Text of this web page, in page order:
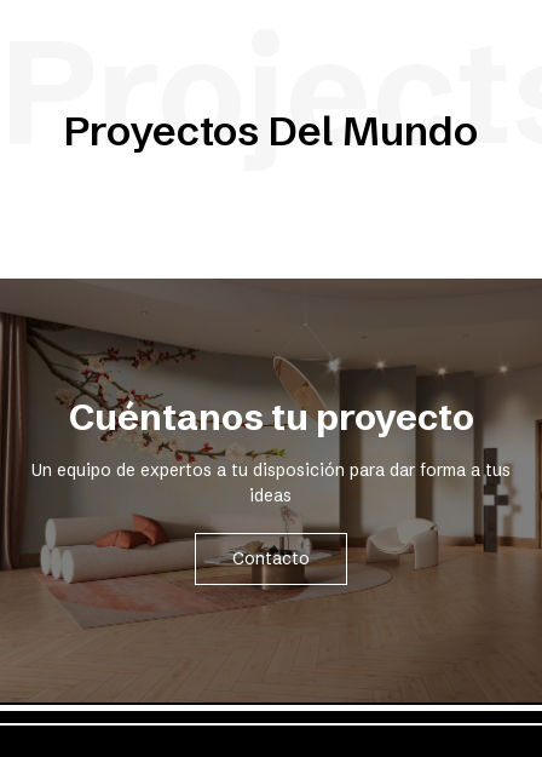
Proyectos Del Mundo
Cuéntanos tu proyecto
Un equipo de expertos a tu disposición para dar forma a tus
ideas
Contacto